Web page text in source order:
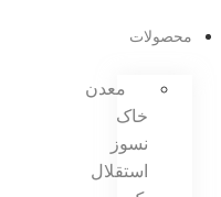
محصولات
معدن
خاک
نسوز
استقلال